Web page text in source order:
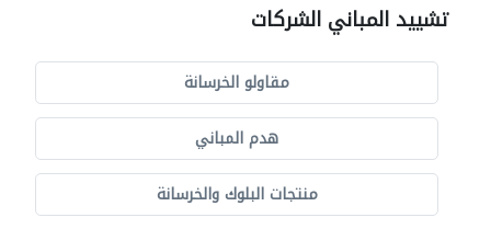
تشييد المباني الشركات
مقاولو الخرسانة
هدم المباني
منتجات البلوك والخرسانة